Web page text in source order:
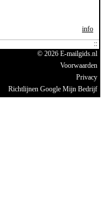
info
© 2026 E-mailgids.nl
Voorwaarden
Privacy
Richtlijnen Google Mijn Bedrijf